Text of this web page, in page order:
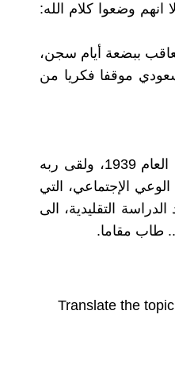
انهم وضعوا كلام الله:
ببضعة أيام سجن،
موقفا فكريا من
الشهيد أحمد المسعودي، ذو الاربعين عاما، ولد في كربلاء.. العام 1939، ولقى ربه
يحمل شهادة الوعي الإجتماعي، التي
التقليدية، الى
طاب مقاما.
Translate the